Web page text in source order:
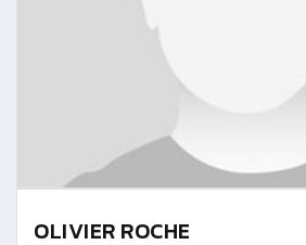
OLIVIER ROCHE